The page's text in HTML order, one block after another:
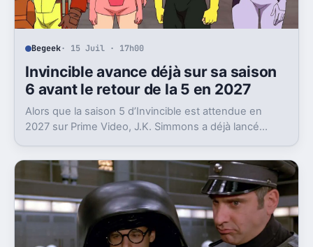
Begeek· 15 Juil · 17h00
Invincible avance déjà sur sa saison
6 avant le retour de la 5 en 2027
Alors que la saison 5 d’Invincible est attendue en
2027 sur Prime Video, J.K. Simmons a déjà lancé